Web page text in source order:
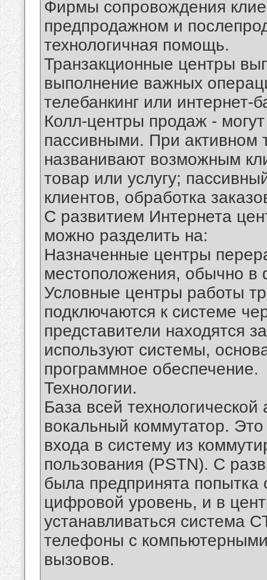
Фирмы сопровождения
предпродажном и
технологичная помощь.
Транзакционные центры
выполнение важных
телебанкинг или интернет-
Колл-центры продаж -
пассивными. При активном
названивают возможным
товар или услугу;
клиентов, обработка
С развитием Интернета
можно разделить на:
Назначенные центры
местоположения, обычно
Условные центры работы
подключаются к системе
представители находятся
используют системы,
программное обеспечение.
Технологии.
База всей
вокальный коммутатор.
входа в систему из
пользования (PSTN). С
была предпринята
цифровой уровень, и в
устанавливаться система
телефоны с
вызовов.